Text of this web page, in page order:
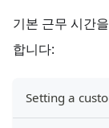
기본 근무 시간
합니다:
Setting a